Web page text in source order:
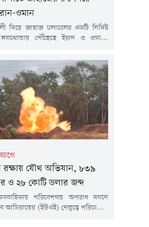
ওমান
দিয়ে জাহাজ চলাচলের একটি নির্দিষ্ট
পৌঁছেছে ইরান ও ওমান।
তবে মার্কিন প্রেসিডেন্ট ডোনাল্ড ট্রাম্প
যে যুক্তরাষ্ট্রের সঙ্গে হরমুজ নিয়ে
ভালোভাবে এগোচ্ছে।বুধবার (৫
ও ওমান প্রণালীটির মধ্য দিয়ে প্রস্তাবিত
রক্ষায় যৌথ অভিযান, ৮৩৯
ও ২৮ কোটি ডলার জব্দ
পরিবেশগত অপরাধ দমনে
(ইউএই) নেতৃত্বে পরিচালিত